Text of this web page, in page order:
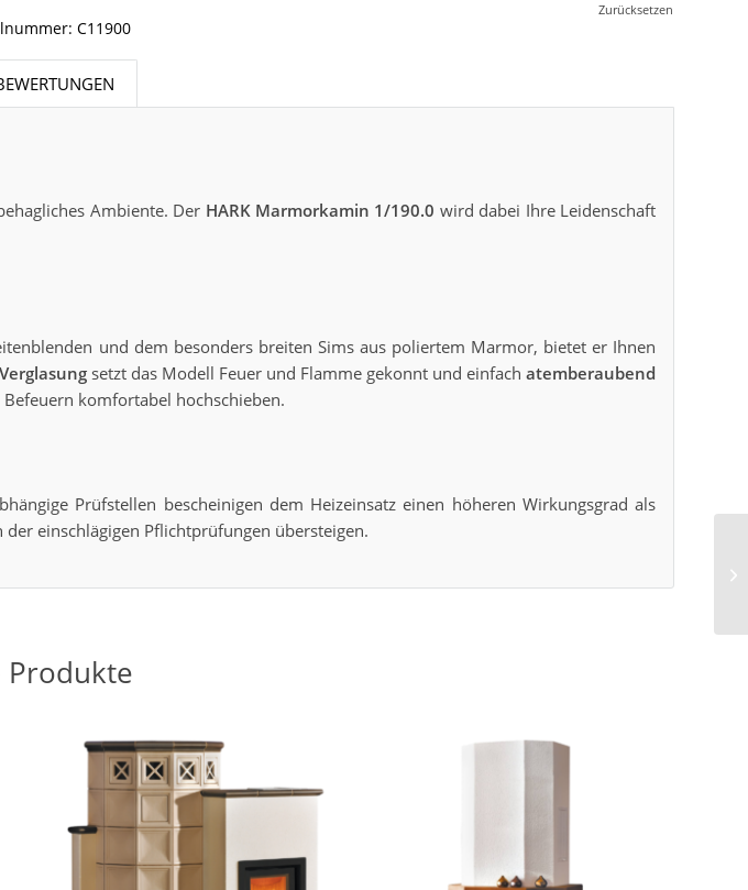
Zurücksetzen
C11900
Ambiente. Der HARK Marmorkamin 1/190.0 wird dabei Ihre Leidenschaft
und dem besonders breiten Sims aus poliertem Marmor, bietet er Ihnen
setzt das Modell Feuer und Flamme gekonnt und einfach atemberaubend
komfortabel hochschieben.
Prüfstellen bescheinigen dem Heizeinsatz einen höheren Wirkungsgrad als
einschlägigen Pflichtprüfungen übersteigen.
Produkte